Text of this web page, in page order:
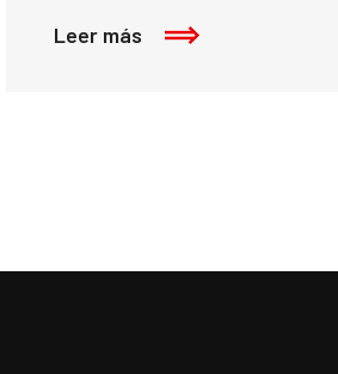
Leer más